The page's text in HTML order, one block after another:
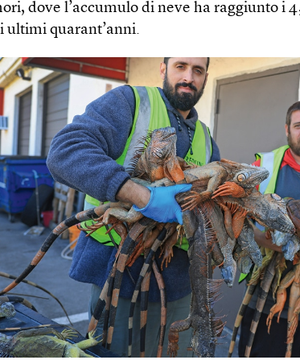
dove l’accumulo di neve ha raggiunto i
ultimi quarant’anni.